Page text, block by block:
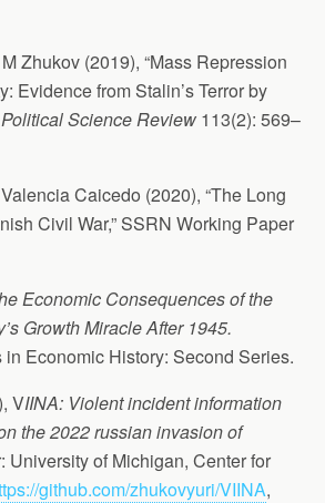
Zhukov (2019), “Mass Repression
Evidence from Stalin’s Terror by
Science Review 113(2): 569–
Caicedo (2020), “The Long
Civil War,” SSRN Working Paper
Economic Consequences of the
Growth Miracle After 1945.
Economic History: Second Series.
VIINA: Violent incident information
the 2022 russian invasion of
University of Michigan, Center for
github.com/zhukovyuri/VIINA,